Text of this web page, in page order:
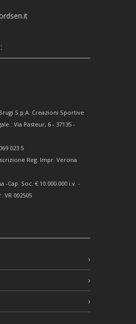
S.p.A. Creazioni Sportive
: Via Pasteur, 6 - 37135 -
023 5
Reg. Impr. Verona
-Cap. Soc. € 10.000.000 i.v. -
VR 002505